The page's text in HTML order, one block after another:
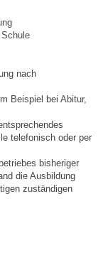
nach
Beispiel bei Abitur,
telefonisch oder per
bisheriger
die Ausbildung
zuständigen